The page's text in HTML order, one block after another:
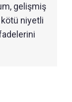
gelişmiş
niyetli